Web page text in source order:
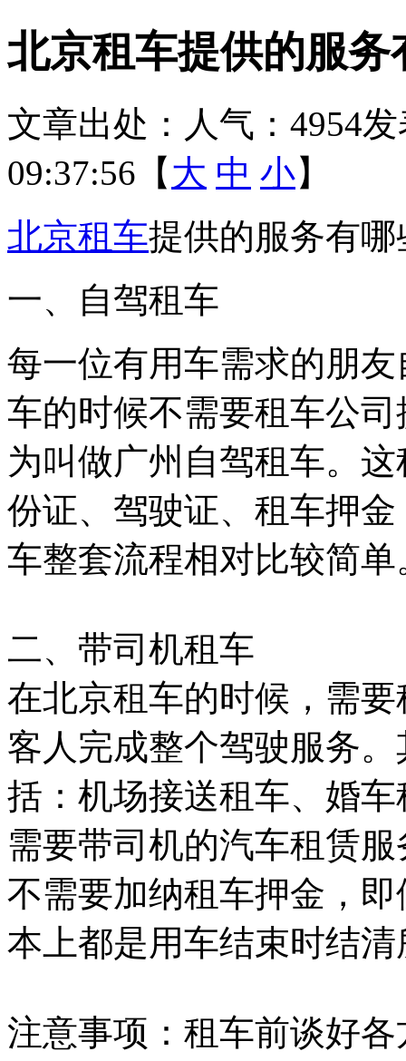
北京租车提供的服务
文章出处： 人气：4954发
09:37:56【 大 中 小】
北京租车提供的服务有哪
一、自驾租车
每一位有用车需求的朋
车的时候不需要租车公
为叫做广州自驾租车。
份证、驾驶证、租车押
车整套流程相对比较简单
二、带司机租车
在北京租车的时候，需
客人完成整个驾驶服务
括：机场接送租车、婚
需要带司机的汽车租赁
不需要加纳租车押金，
本上都是用车结束时结
注意事项：租车前谈好